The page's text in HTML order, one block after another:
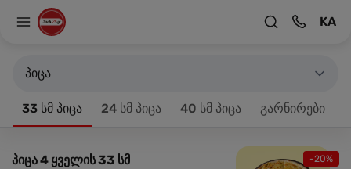
KA
პიცა
33 სმ პიცა 24 სმ პიცა 40 სმ პიცა გარნირები
რესტორანი დახურულია. თქვენი შეკვეთა დამუშავდება სამუშაო
მთავარზე
33 სმ პიცა პროდუქტები 18
-20%
პიცა 4 ყველის 33 სმ